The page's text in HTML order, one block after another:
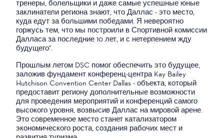
тренеры, болельщики и даже самые успешные юные
заклинатели региона знают, что Даллас - это место,
куда едут за большими победами. Я невероятно
горжусь тем, что мы построили в Спортивной комиссии
Далласа за последние 10 лет, и с нетерпением жду
будущего".
Прошлым летом DSC помог обеспечить это будущее,
заложив фундамент конференц-центра Kay Bailey
Hutchison Convention Center Dallas - объекта, который
предоставит региону дополнительные возможности
для проведения мероприятий и конференций самого
высокого уровня, возвысив Даллас на мировой арене.
Это современное место станет катализатором
экономического роста, создания рабочих мест и